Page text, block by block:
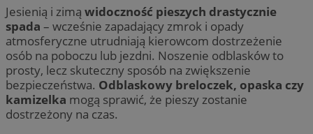
Jesienią i zimą widoczność pieszych drastycznie
spada – wcześnie zapadający zmrok i opady
atmosferyczne utrudniają kierowcom dostrzeżenie
osób na poboczu lub jezdni. Noszenie odblasków to
prosty, lecz skuteczny sposób na zwiększenie
bezpieczeństwa. Odblaskowy breloczek, opaska czy
kamizelka mogą sprawić, że pieszy zostanie
dostrzeżony na czas.